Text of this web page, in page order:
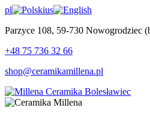
pl
us
Parzyce 108, 59-730 Nowogrodziec
+48 75 736 32 66
shop@ceramikamillena.pl